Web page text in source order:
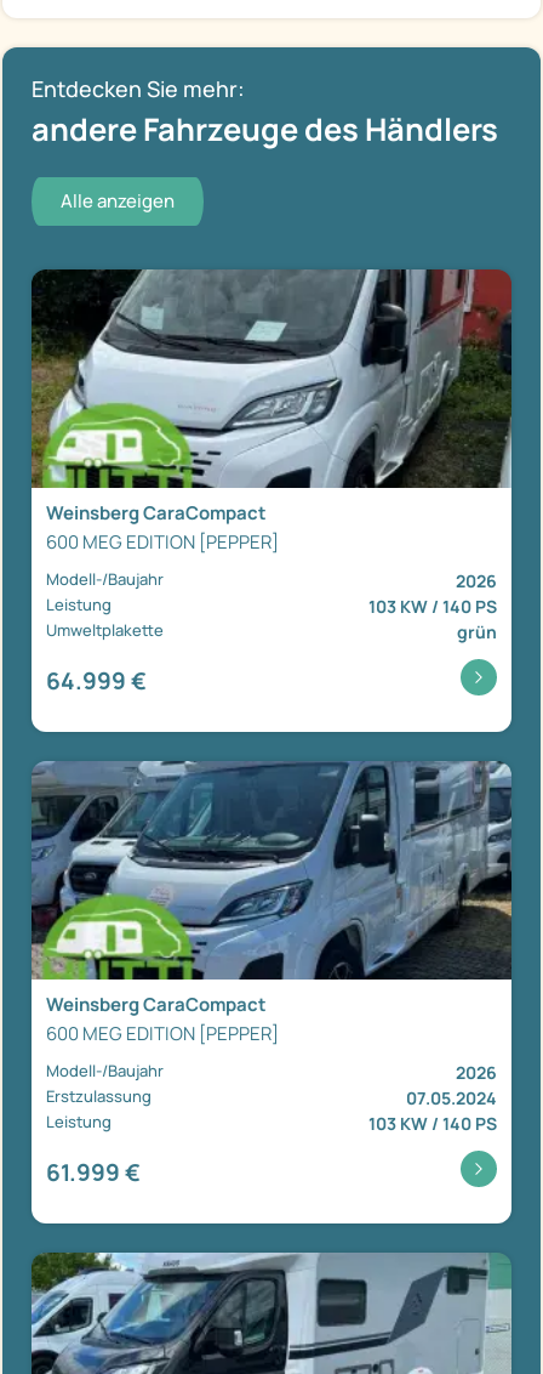
Entdecken Sie mehr:
andere Fahrzeuge des Händlers
Alle anzeigen
Weinsberg CaraCompact
600 MEG EDITION [PEPPER]
Modell-/Baujahr 2026
Leistung 103 KW / 140 PS
Umweltplakette grün
64.999 €
Weinsberg CaraCompact
600 MEG EDITION [PEPPER]
Modell-/Baujahr 2026
Erstzulassung 07.05.2024
Leistung 103 KW / 140 PS
61.999 €